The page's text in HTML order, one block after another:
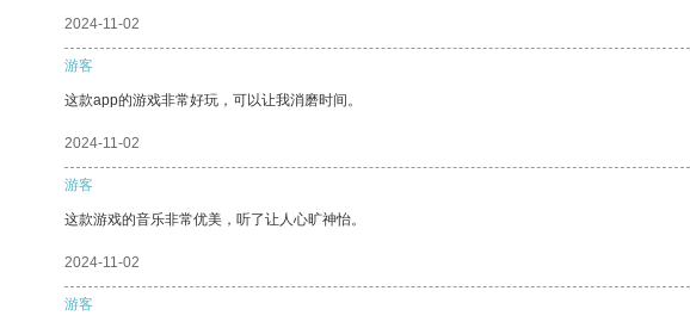
2024-11-02
游客
这款app的游戏非常好玩，可以让我消磨时间。
2024-11-02
游客
这款游戏的音乐非常优美，听了让人心旷神怡。
2024-11-02
游客